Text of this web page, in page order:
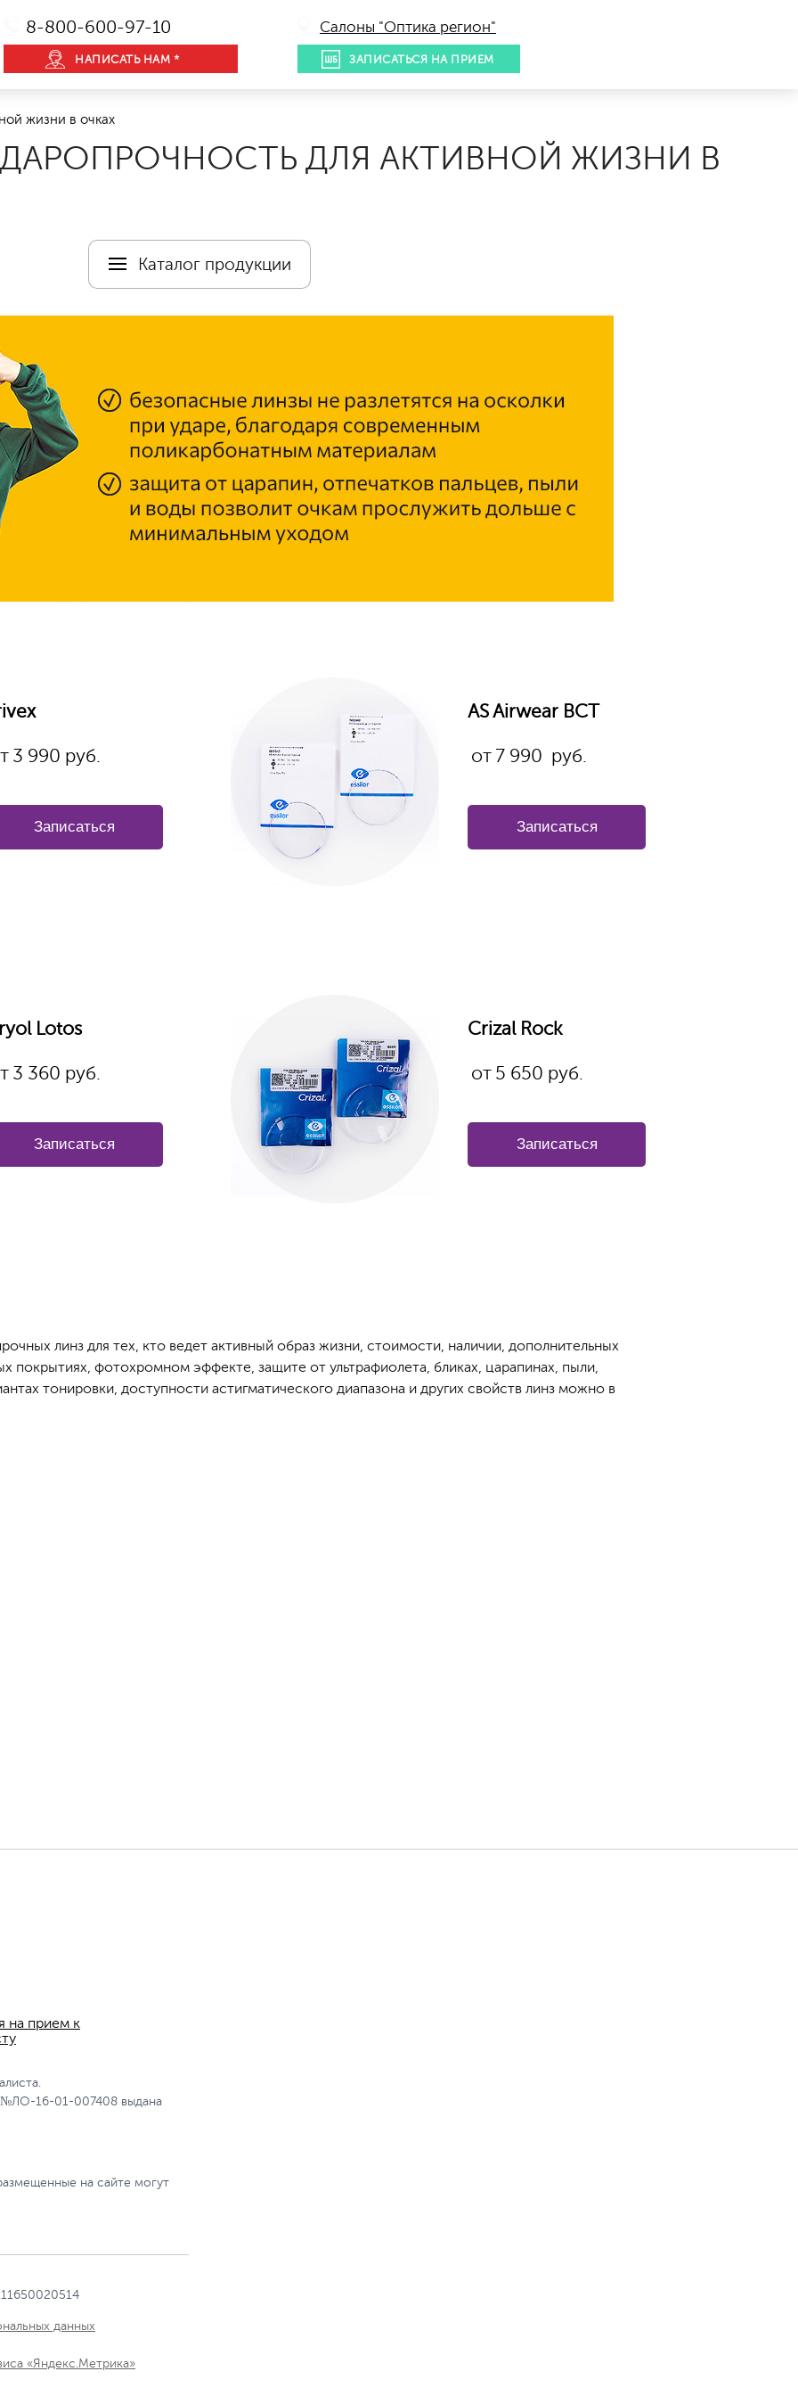
8-800-600-97-10
НАПИСАТЬ НАМ *
Салоны "Оптика регион"
ЗАПИСАТЬСЯ НА ПРИЕМ
жизни в очках
ДЛЯ АКТИВНОЙ ЖИЗНИ В
Каталог продукции
3 990 руб.
Записаться
AS Airwear BCT
от 7 990 руб.
Записаться
Lotos
3 360 руб.
Записаться
Crizal Rock
от 5 650 руб.
Записаться
линз для тех, кто ведет активный образ жизни, стоимости, наличии, дополнительных
покрытиях, фотохромном эффекте, защите от ультрафиолета, бликах, царапинах, пыли,
тонировки, доступности астигматического диапазона и других свойств линз можно в
на прием к
16-01-007408 выдана
на сайте могут
данных
«Яндекс.Метрика»